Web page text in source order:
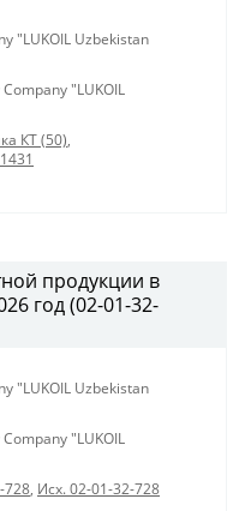
"LUKOIL Uzbekistan
"LUKOIL
КТ (50),
продукции в
год (02-01-32-
"LUKOIL Uzbekistan
"LUKOIL
728, Исх. 02-01-32-728